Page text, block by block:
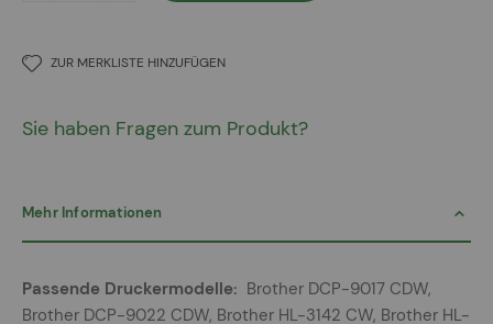
ZUR MERKLISTE HINZUFÜGEN
Sie haben Fragen zum Produkt?
Mehr Informationen
Mehr
Informationen
Brother DCP-9017 CDW,
Brother DCP-9022 CDW, Brother HL-3142 CW, Brother HL-